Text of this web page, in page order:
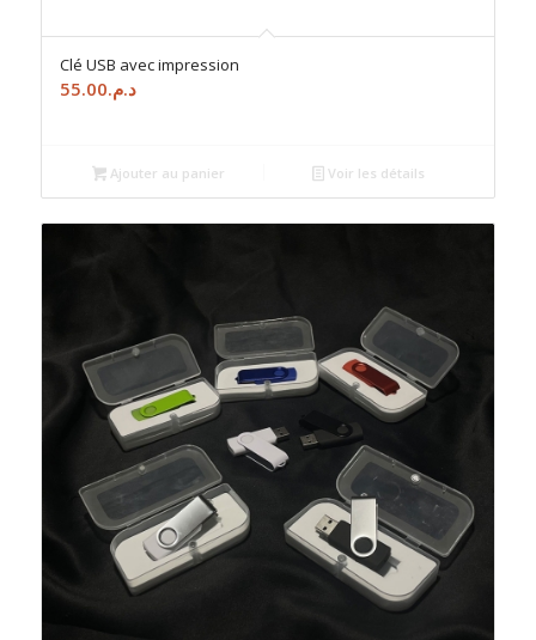
Clé USB avec impression
د.م.55.00
Ajouter au panier Voir les détails